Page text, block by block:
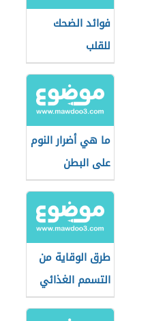
فوائد الضحك
للقلب
ما هي أضرار النوم
على البطن
طرق الوقاية من
التسمم الغذائي